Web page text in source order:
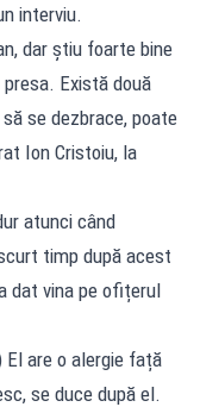
interviu.
dar știu foarte bine
Există două
se dezbrace, poate
Ion Cristoiu, la
atunci când
timp după acest
dat vina pe ofițerul
El are o alergie față
se duce după el.